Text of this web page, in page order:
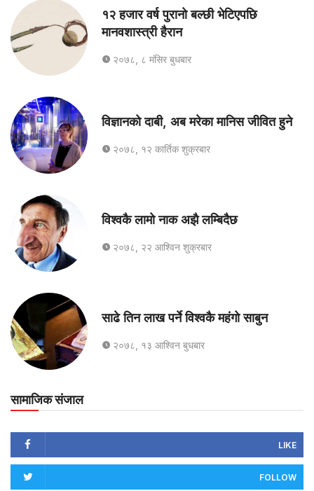
१२ हजार वर्ष पुरानो बल्छी भेटिएपछि
मानवशास्त्री हैरान
२०७८, ८ मंसिर बुधबार
विज्ञानको दाबी, अब मरेका मानिस जीवित हुने
२०७८, १२ कार्तिक शुक्रबार
विश्वकै लामो नाक अझै लम्बिदैछ
२०७८, २२ आश्विन शुक्रबार
साढे तिन लाख पर्ने विश्वकै महंगो साबुन
२०७८, १३ आश्विन बुधबार
सामाजिक संजाल
LIKE
FOLLOW